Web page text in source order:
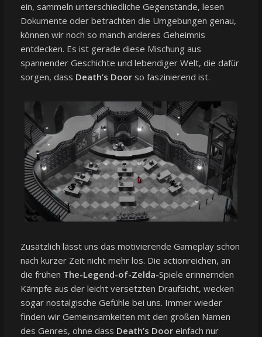
ein, sammeln unterschiedliche Gegenstände, lesen
Dokumente oder betrachten die Umgebungen genau,
können wir noch so manch anderes Geheimnis
entdecken. Es ist gerade diese Mischung aus
spannender Geschichte und lebendiger Welt, die dafür
sorgen, dass Death’s Doorso faszinierend ist.
Zusätzlich lässt uns das motivierende Gameplay schon
nach kurzer Zeit nicht mehr los. Die actionreichen, an
die frühen The-Legend-of-Zelda-Spiele erinnernden
Kämpfe aus der leicht versetzten Draufsicht, wecken
sogar nostalgische Gefühle bei uns. Immer wieder
finden wir Gemeinsamkeiten mit den großen Namen
des Genres, ohne dass Death’s Dooreinfach nur